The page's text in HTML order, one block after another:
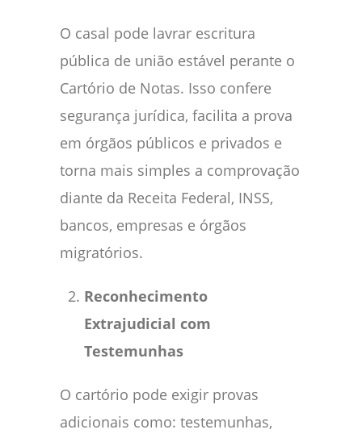
O casal pode lavrar escritura
pública de união estável perante o
Cartório de Notas. Isso confere
segurança jurídica, facilita a prova
em órgãos públicos e privados e
torna mais simples a comprovação
diante da Receita Federal, INSS,
bancos, empresas e órgãos
migratórios.
Reconhecimento
Extrajudicial com
Testemunhas
O cartório pode exigir provas
adicionais como: testemunhas,